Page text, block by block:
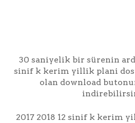
30 saniyelik bir sürenin
sinif k kerim yillik plani
olan download
2017 2018 12 sinif k kerim